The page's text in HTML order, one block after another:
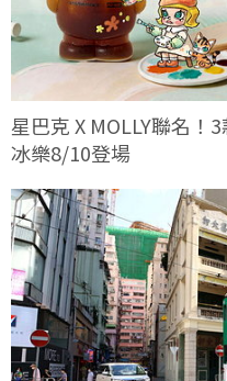
星巴克 X MOLLY聯名！
冰樂8/10登場